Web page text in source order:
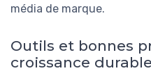
média de marque.
Outils et bonnes
croissance durable